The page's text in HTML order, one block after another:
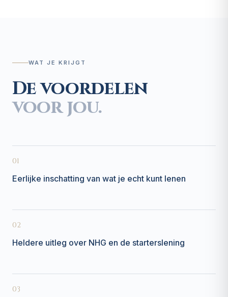
WAT JE KRIJGT
De voordelen
voor jou.
01
Eerlijke inschatting van wat je echt kunt lenen
02
Heldere uitleg over NHG en de starterslening
03